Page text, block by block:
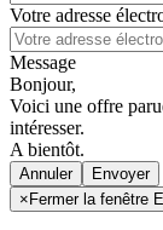
Votre adresse
Message
Bonjour,
Voici une offre
intéresser.
A bientôt.
Annuler
× Fermer la fenêtre